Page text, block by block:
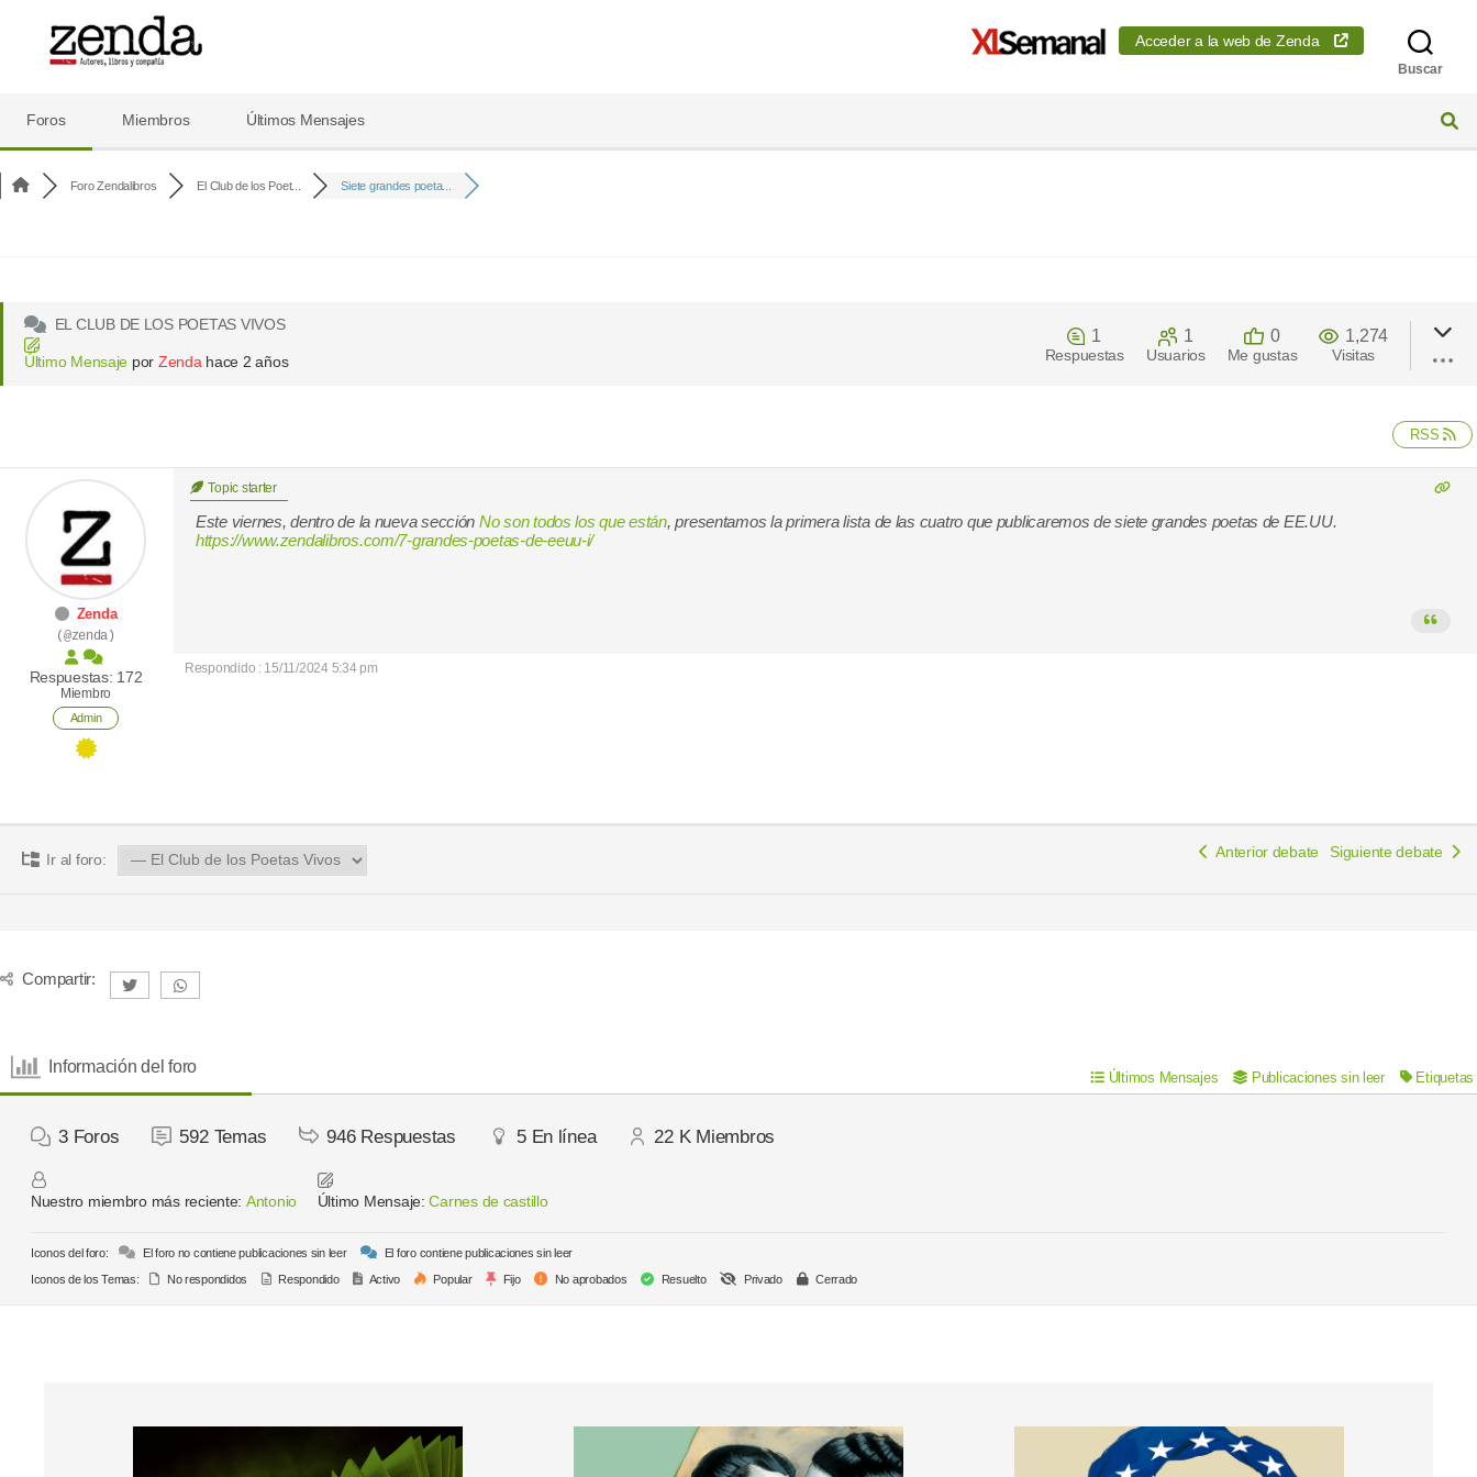
Zenda
Acceder a la web de Zenda
Buscar
Foros Miembros Últimos Mensajes
Foro Zendalibros El Club de los Poet... Siete grandes poeta...
EL CLUB DE LOS POETAS VIVOS
Último Mensaje por Zenda hace 2 años
1
Respuestas
1
Usuarios
0
Me gustas
1,274
Visitas
RSS
Zenda
(@zenda)
Respuestas: 172
Miembro
Admin
Topic starter
Este viernes, dentro de la nueva sección No son todos los que están, presentamos la primera lista de las cuatro que publicaremos de siete grandes poetas de EE.UU.
https://www.zendalibros.com/7-grandes-poetas-de-eeuu-i/
Respondido : 15/11/2024 5:34 pm
Ir al foro: Anterior debate Siguiente debate
Compartir:
Información del foro
Últimos Mensajes Publicaciones sin leer Etiquetas
3 Foros 592 Temas 946 Respuestas 5 En línea 22 K Miembros
Nuestro miembro más reciente: Antonio Último Mensaje:Carnes de castillo
Iconos del foro: El foro no contiene publicaciones sin leer
El foro contiene publicaciones sin leer
Iconos de los Temas:
No respondidos Respondido Activo Popular Fijo No aprobados Resuelto Privado Cerrado